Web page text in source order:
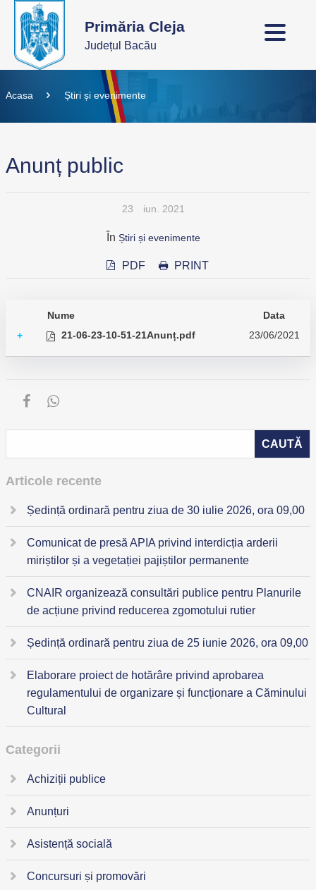
Primăria Cleja
Județul Bacău
Acasa Știri și evenimente
Anunț public
23 iun. 2021
În Știri și evenimente
PDF PRINT
Nume
Data
+
21-06-23-10-51-21Anunț.pdf 23/06/2021
Articole recente
Ședință ordinară pentru ziua de 30 iulie 2026, ora 09,00
Comunicat de presă APIA privind interdicția arderii
miriștilor și a vegetației pajiștilor permanente
CNAIR organizează consultări publice pentru Planurile
de acțiune privind reducerea zgomotului rutier
Ședință ordinară pentru ziua de 25 iunie 2026, ora 09,00
Elaborare proiect de hotărâre privind aprobarea
regulamentului de organizare și funcționare a Căminului
Cultural
Categorii
Achiziții publice
Anunțuri
Asistență socială
Concursuri și promovări